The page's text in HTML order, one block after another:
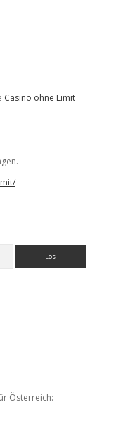
Casino ohne Limit
Österreich: